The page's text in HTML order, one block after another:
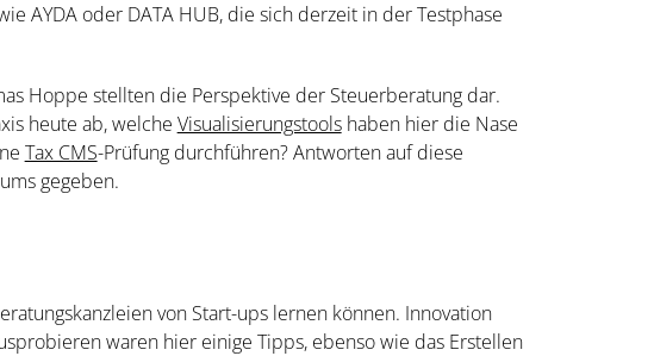
AYDA oder DATA HUB, die sich derzeit in der Testphase
Hoppe stellten die Perspektive der Steuerberatung dar.
heute ab, welche Visualisierungstoolshaben hier die Nase
Tax CMS-Prüfung durchführen? Antworten auf diese
gegeben.
von Start-ups lernen können. Innovation
waren hier einige Tipps, ebenso wie das Erstellen